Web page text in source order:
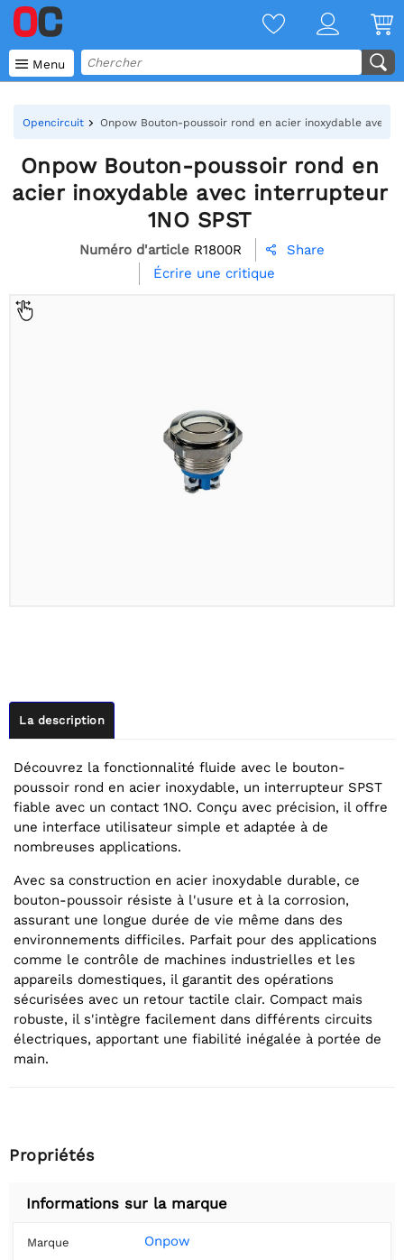
 Menu
Opencircuit Onpow Bouton-poussoir rond en acier inoxydable avec
Onpow Bouton-poussoir rond en
acier inoxydable avec interrupteur
1NO SPST
Numéro d'article R1800R 
Share
Écrire une critique
La description
Découvrez la fonctionnalité fluide avec le bouton-
poussoir rond en acier inoxydable, un interrupteur SPST
fiable avec un contact 1NO. Conçu avec précision, il offre
une interface utilisateur simple et adaptée à de
nombreuses applications.
Avec sa construction en acier inoxydable durable, ce
bouton-poussoir résiste à l'usure et à la corrosion,
assurant une longue durée de vie même dans des
environnements difficiles. Parfait pour des applications
comme le contrôle de machines industrielles et les
appareils domestiques, il garantit des opérations
sécurisées avec un retour tactile clair. Compact mais
robuste, il s'intègre facilement dans différents circuits
électriques, apportant une fiabilité inégalée à portée de
main.
Propriétés
Informations sur la marque
Marque Onpow